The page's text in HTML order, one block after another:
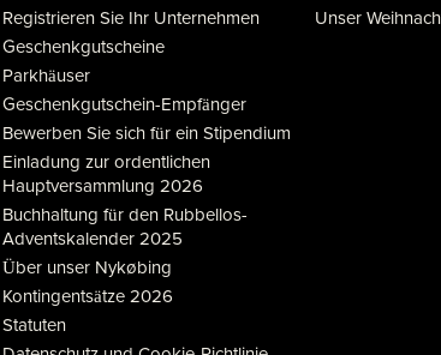
Registrieren Sie Ihr Unternehmen
Geschenkgutscheine
Parkhäuser
Geschenkgutschein-Empfänger
Bewerben Sie sich für ein Stipendium
Einladung zur ordentlichen
Hauptversammlung 2026
Buchhaltung für den Rubbellos-
Adventskalender 2025
Über unser Nykøbing
Kontingentsätze 2026
Statuten
Unser